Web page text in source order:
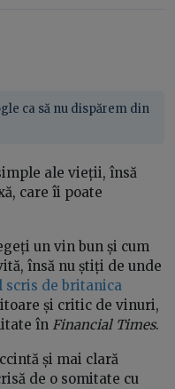
ca să nu dispărem din
ale vieții, însă
care îi poate
un vin bun și cum
însă nu știți de unde
scris de britanica
și critic de vinuri,
în Financial Times.
și mai clară
de o somitate cu